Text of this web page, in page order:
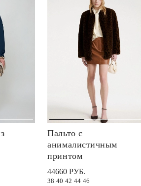
Пальто с
анималистичным
принтом
44660 РУБ.
38 40 42 44 46